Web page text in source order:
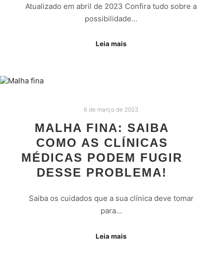
Atualizado em abril de 2023 Confira tudo sobre a
possibilidade…
Leia mais
6 de março de 2023
MALHA FINA: SAIBA
COMO AS CLÍNICAS
MÉDICAS PODEM FUGIR
DESSE PROBLEMA!
Saiba os cuidados que a sua clínica deve tomar
para…
Leia mais